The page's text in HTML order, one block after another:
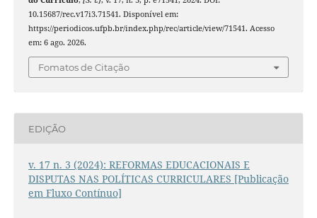
10.15687/rec.v17i3.71541. Disponível em:
https://periodicos.ufpb.br/index.php/rec/article/view/71541. Acesso
em: 6 ago. 2026.
Fomatos de Citação
EDIÇÃO
v. 17 n. 3 (2024): REFORMAS EDUCACIONAIS E
DISPUTAS NAS POLÍTICAS CURRICULARES [Publicação
em Fluxo Contínuo]